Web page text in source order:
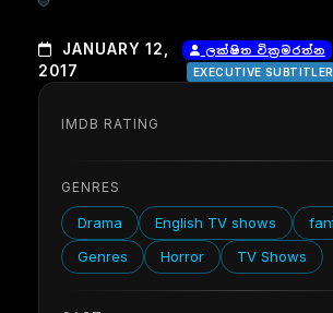
JANUARY 12,
2017
ලක්ෂිත වික්‍රමරත්න
EXECUTIVE SUBTITLER
IMDB RATING
GENRES
Drama English TV shows
Genres
Horror TV Shows